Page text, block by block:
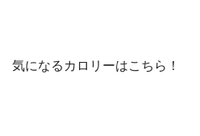
気になるカロリーはこちら！